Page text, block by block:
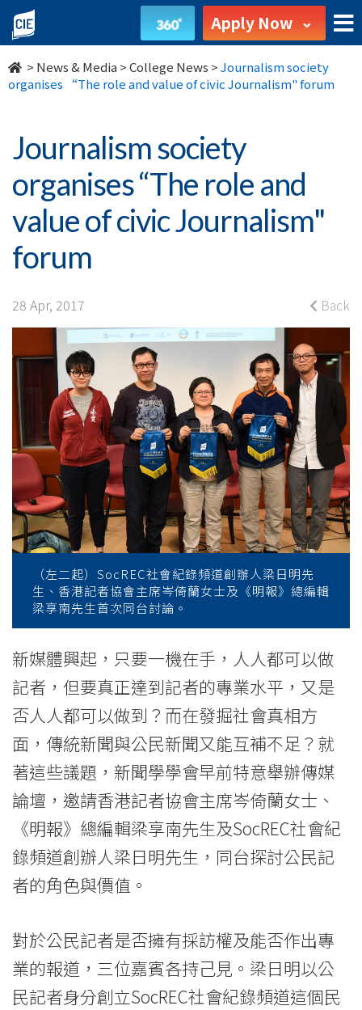
Journalism
society
organises
role
and
value
of
civic
Journalism"
forum
College
News
College
International
Education
Hong
Kong
Baptist
University
Apply Now
> News & Media >College News >Journalism society
organises “The role and value of civic Journalism" forum
Journalism society
organises “The role and
value of civic Journalism"
forum
28 Apr, 2017 Back
（左二起）SocREC社會紀錄頻道創辦人梁日明先
生、香港記者協會主席岑倚蘭女士及《明報》總編輯
梁享南先生首次同台討論。
新媒體興起，只要一機在手，人人都可以做
記者，但要真正達到記者的專業水平，又是
否人人都可以做到？而在發掘社會真相方
面，傳統新聞與公民新聞又能互補不足？就
著這些議題，新聞學學會早前特意舉辦傳媒
論壇，邀請香港記者協會主席岑倚蘭女士、
《明報》總編輯梁享南先生及SocREC社會紀
錄頻道創辦人梁日明先生，同台探討公民記
者的角色與價值。
對於公民記者是否擁有採訪權及能否作出專
業的報道，三位嘉賓各持己見。梁日明以公
民記者身分創立SocREC社會紀錄頻道這個民